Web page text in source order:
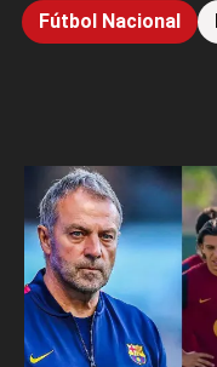
Fútbol Nacional